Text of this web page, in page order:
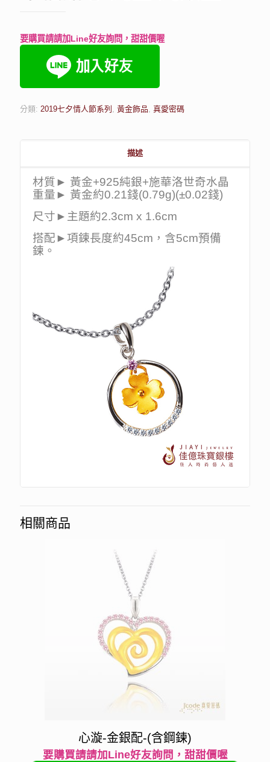
要購買請請加Line好友詢問，甜甜價喔
分類: 2019七夕情人節系列 , 黃金飾品, 真愛密碼
描述
材質► 黃金+925純銀+施華洛世奇水晶
重量► 黃金約0.21錢(0.79g)(±0.02錢)
尺寸►主題約2.3cm x 1.6cm
搭配►項鍊長度約45cm，含5cm預備
鍊。
相關商品
心漩-金銀配-(含鋼鍊)
要購買請請加Line好友詢問，甜甜價喔